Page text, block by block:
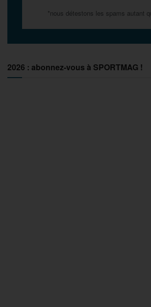
*nous détestons les spams autant
2026 : abonnez-vous à SPORTMAG !